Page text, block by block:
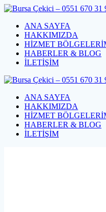
Skip
contentANA SAYFA
HAKKIMIZDA
HİZMET
HABERLER & BLOG
İLETİŞİM
ANA SAYFA
HAKKIMIZDA
HİZMET
HABERLER & BLOG
İLETİŞİM